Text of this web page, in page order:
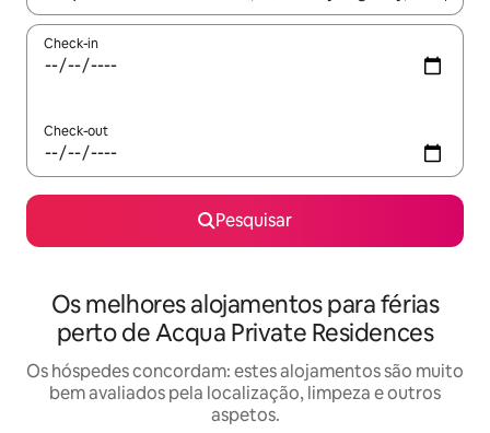
Check-in
Check-out
Pesquisar
Os melhores alojamentos para férias
perto de Acqua Private Residences
Os hóspedes concordam: estes alojamentos são muito
bem avaliados pela localização, limpeza e outros
aspetos.